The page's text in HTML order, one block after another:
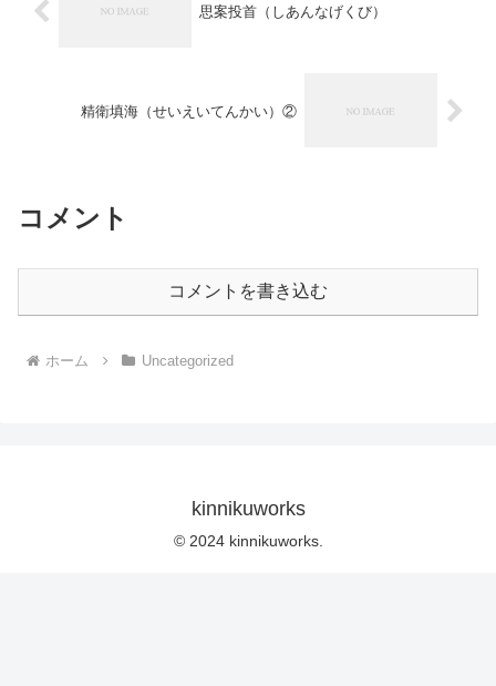
思案投首（しあんなげくび）
精衛填海（せいえいてんかい）②
コメント
コメントを書き込む
ホーム Uncategorized
kinnikuworks
© 2024 kinnikuworks.